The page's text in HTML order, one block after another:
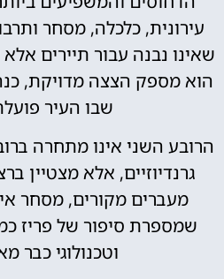
עירונית, כלכלה, מסחר
שאינו נבנה עבור תיירים
הוא מספק הצצה מדויקת,
שבו העיר
הרובע השני אינו מתחרה
גרנדיוזיים, אלא מצטיין
מעברים מקורים, מסחר
שמספרת סיפור של פריז
וטכנולוגי כבר